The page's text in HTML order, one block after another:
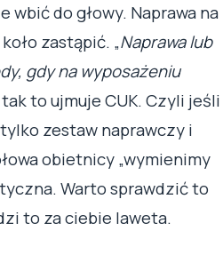
wbić do głowy. Naprawa na
zastąpić. „Naprawa lub
gdy na wyposażeniu
to ujmuje CUK. Czyli jeśli
zestaw naprawczy i
obietnicy „wymienimy
Warto sprawdzić to
to za ciebie laweta.